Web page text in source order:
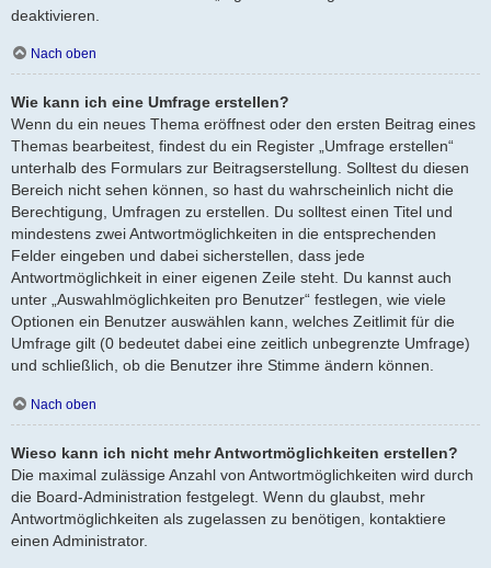
deaktivieren.
Nach oben
Wie kann ich eine Umfrage erstellen?
Wenn du ein neues Thema eröffnest oder den ersten Beitrag eines
Themas bearbeitest, findest du ein Register „Umfrage erstellen“
unterhalb des Formulars zur Beitragserstellung. Solltest du diesen
Bereich nicht sehen können, so hast du wahrscheinlich nicht die
Berechtigung, Umfragen zu erstellen. Du solltest einen Titel und
mindestens zwei Antwortmöglichkeiten in die entsprechenden
Felder eingeben und dabei sicherstellen, dass jede
Antwortmöglichkeit in einer eigenen Zeile steht. Du kannst auch
unter „Auswahlmöglichkeiten pro Benutzer“ festlegen, wie viele
Optionen ein Benutzer auswählen kann, welches Zeitlimit für die
Umfrage gilt (0 bedeutet dabei eine zeitlich unbegrenzte Umfrage)
und schließlich, ob die Benutzer ihre Stimme ändern können.
Nach oben
Wieso kann ich nicht mehr Antwortmöglichkeiten erstellen?
Die maximal zulässige Anzahl von Antwortmöglichkeiten wird durch
die Board-Administration festgelegt. Wenn du glaubst, mehr
Antwortmöglichkeiten als zugelassen zu benötigen, kontaktiere
einen Administrator.